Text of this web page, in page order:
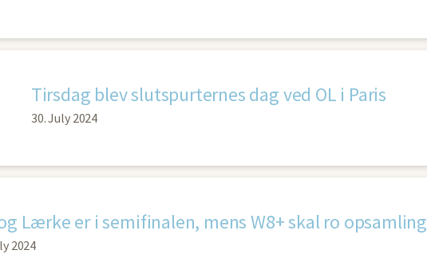
Tirsdag blev slutspurternes dag ved OL i Paris
30. July 2024
Lærke er i semifinalen, mens W8+ skal ro opsamling
2024